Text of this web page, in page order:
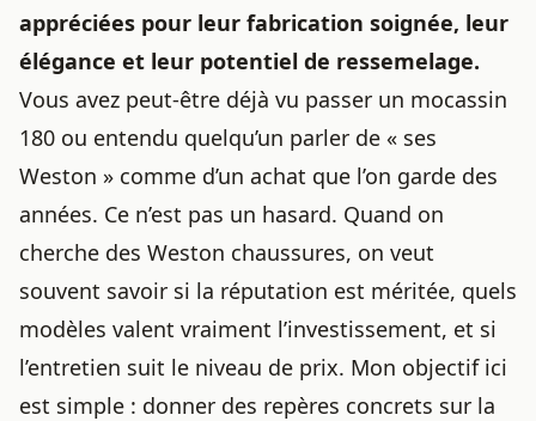
appréciées pour leur fabrication soignée, leur
élégance et leur potentiel de ressemelage.
Vous avez peut-être déjà vu passer un mocassin
180 ou entendu quelqu’un parler de « ses
Weston » comme d’un achat que l’on garde des
années. Ce n’est pas un hasard. Quand on
cherche des Weston chaussures, on veut
souvent savoir si la réputation est méritée, quels
modèles valent vraiment l’investissement, et si
l’entretien suit le niveau de prix. Mon objectif ici
est simple : donner des repères concrets sur la